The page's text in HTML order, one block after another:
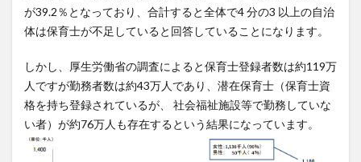
が39.2％となっており、合計すると全体で4 分の3 以上の自治
体は保育士が不足していると回答していることになります。
しかし、厚生労働省の調査によると保育士登録者数は約119万
人ですが勤務者数は約43万人であり、潜在保育士（保育士資
格を持ち登録されているが、 社会福祉施設等で勤務していな
い者）が約76万人も存在するという結果になっています。